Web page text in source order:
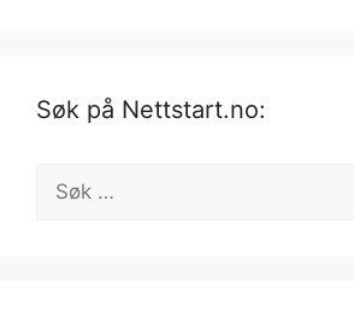
Søk på Nettstart.no:
etter: